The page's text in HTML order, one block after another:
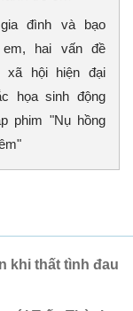
đình và bạo
hai vấn đề
xã hội hiện đại
họa sinh động
phim "Nụ hồng
khi thất tình đau